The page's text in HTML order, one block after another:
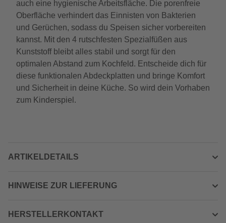
auch eine hygienische Arbeitsfläche. Die porenfreie
Oberfläche verhindert das Einnisten von Bakterien
und Gerüchen, sodass du Speisen sicher vorbereiten
kannst. Mit den 4 rutschfesten Spezialfüßen aus
Kunststoff bleibt alles stabil und sorgt für den
optimalen Abstand zum Kochfeld. Entscheide dich für
diese funktionalen Abdeckplatten und bringe Komfort
und Sicherheit in deine Küche. So wird dein Vorhaben
zum Kinderspiel.
ARTIKELDETAILS
HINWEISE ZUR LIEFERUNG
HERSTELLERKONTAKT